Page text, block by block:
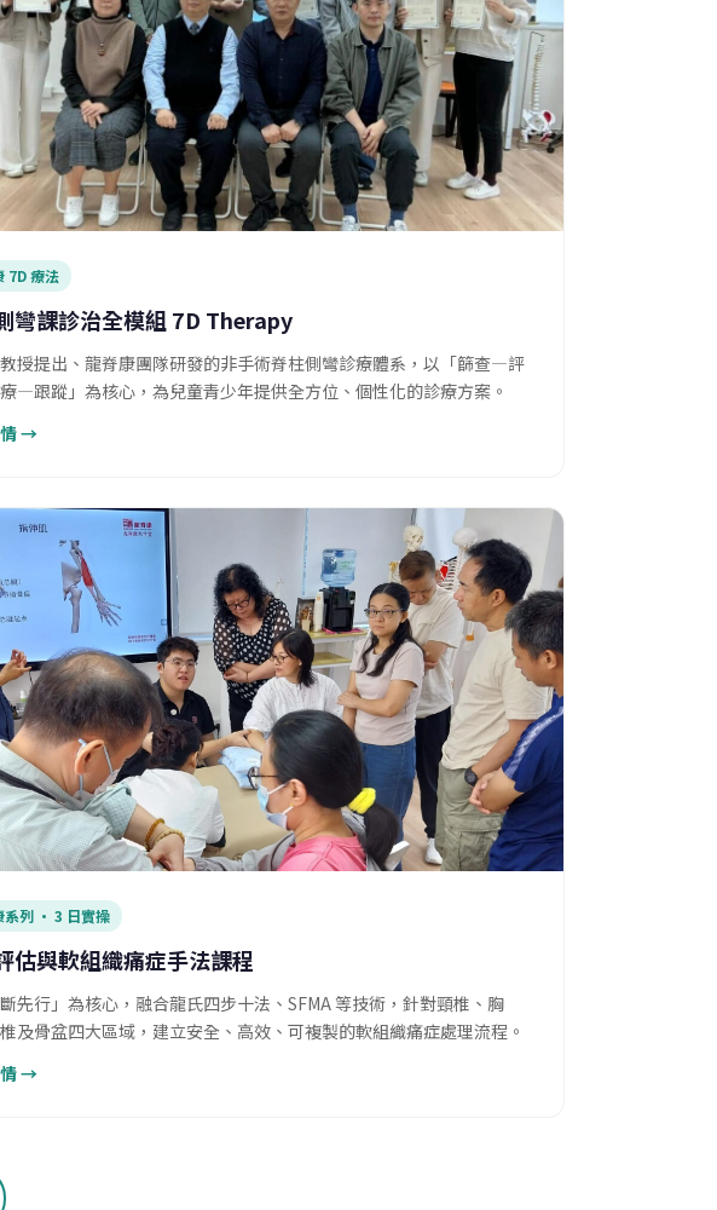
7D 療法
彎課診治全模組 7D Therapy
授提出、龍脊康團隊研發的非手術脊柱側彎診療體系，以「篩查—評
—跟蹤」為核心，為兒童青少年提供全方位、個性化的診療方案。
情 →
系列 · 3 日實操
估與軟組織痛症手法課程
先行」為核心，融合龍氏四步十法、SFMA 等技術，針對頸椎、胸
及骨盆四大區域，建立安全、高效、可複製的軟組織痛症處理流程。
情 →